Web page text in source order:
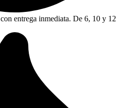
entrega inmediata. De 6, 10 y 12